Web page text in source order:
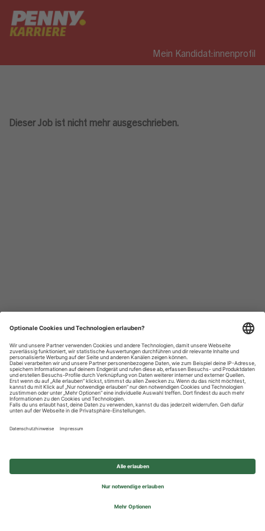
Mein Kandidat:innenprofil
Dieser Job ist nicht mehr ausgeschrieben.
Datenschutzhinweise
Impressum
Privatsphäre-Einstellungen
© 2026 REWE Group - All rights reserved